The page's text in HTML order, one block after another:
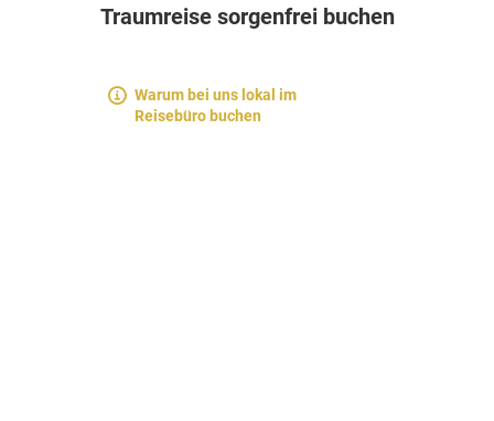
Traumreise sorgenfrei buchen
Warum bei uns lokal im
Reisebüro buchen